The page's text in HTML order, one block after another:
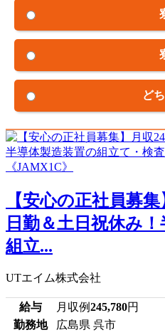
ど
【安心の正社員募
日勤＆土日祝休み
組立...
UTエイム株式会社
給与 月収例245,780円
勤務地
広島県 呉市